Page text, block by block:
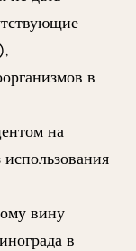
в
на
вину
в